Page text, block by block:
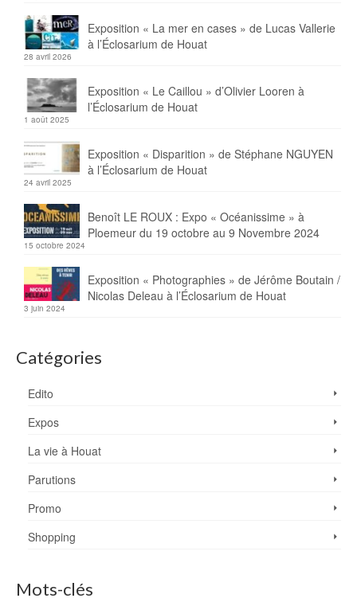
Exposition « La mer en cases » de Lucas Vallerie
à l’Éclosarium de Houat
28 avril 2026
Exposition « Le Caillou » d’Olivier Looren à
l’Éclosarium de Houat
1 août 2025
Exposition « Disparition » de Stéphane NGUYEN
à l’Éclosarium de Houat
24 avril 2025
Benoît LE ROUX : Expo « Océanissime » à
Ploemeur du 19 octobre au 9 Novembre 2024
15 octobre 2024
Exposition « Photographies » de Jérôme Boutain /
Nicolas Deleau à l’Éclosarium de Houat
3 juin 2024
Catégories
Edito
Expos
La vie à Houat
Parutions
Promo
Shopping
Mots-clés